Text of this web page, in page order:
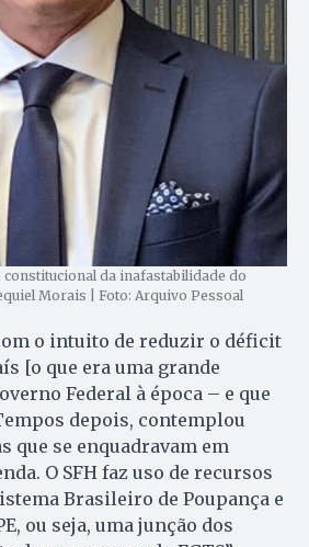
constitucional da inafastabilidade do
Morais | Foto: Arquivo Pessoal
o intuito de reduzir o déficit
[o que era uma grande
Federal à época – e que
depois, contemplou
que se enquadravam em
O SFH faz uso de recursos
Brasileiro de Poupança e
ou seja, uma junção dos